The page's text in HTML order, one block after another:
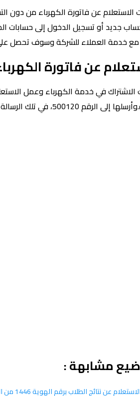
الاستعلام عن فاتورة الكهرباء من دون
جديد أو تسجيل الدخول إلى حسابات
مع خدمة العملاء للشركة وسوف تحصل
عن فاتورة
في خدمة الكهرباء وعمل
في تلك الرسالة تقوم بوضع الرقم القومي فقط.يتم إرسال رسالة إليك بها الفاتورة.
مشابهة :
عن نتائج الطلاب برقم الهوية 1446 من الجوال